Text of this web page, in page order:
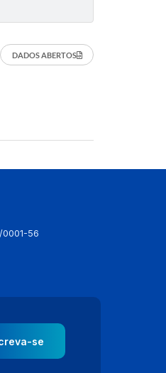
DADOS ABERTOS
0001-56
se